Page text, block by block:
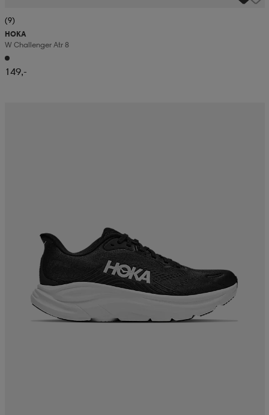
(9)
HOKA
W Challenger Atr 8
149,-